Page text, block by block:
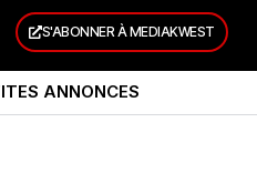
S'ABONNER À MEDIAKWEST
ANNONCES